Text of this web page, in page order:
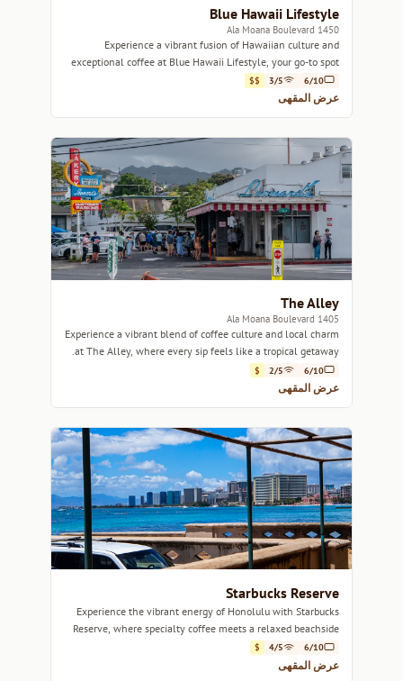
Blue Hawaii Lifestyle
1450 Ala Moana Boulevard
Experience a vibrant fusion of Hawaiian culture and
exceptional coffee at Blue Hawaii Lifestyle, your go-to spot
in Honolulu.
6/10
3/5
$$
عرض المقهى
The Alley
1405 Ala Moana Boulevard
Experience a vibrant blend of coffee culture and local charm
at The Alley, where every sip feels like a tropical getaway.
6/10
2/5
$
عرض المقهى
Starbucks Reserve
Experience the vibrant energy of Honolulu with Starbucks
Reserve, where specialty coffee meets a relaxed beachside
atmosphere.
6/10
4/5
$
عرض المقهى